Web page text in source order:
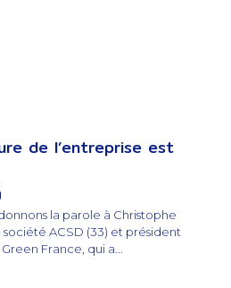
de l’entreprise est
la parole à Christophe
ACSD (33) et président
France, qui a...